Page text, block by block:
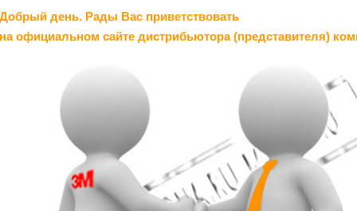
Добрый день. Рады Вас приветствовать
на официальном сайте дистрибьютора (представителя)